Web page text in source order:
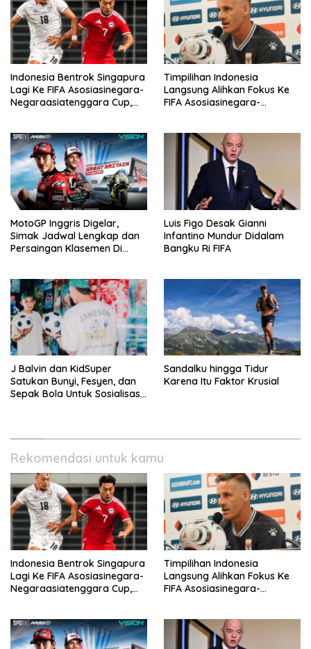
Indonesia Bentrok Singapura
Lagi Ke FIFA Asosiasinegara-
Negaraasiatenggara Cup,
Timpilihan Indonesia
Langsung Alihkan Fokus Ke
FIFA Asosiasinegara-
MotoGP Inggris Digelar,
Simak Jadwal Lengkap dan
Persaingan Klasemen Di
Luis Figo Desak Gianni
Infantino Mundur Didalam
Bangku Ri FIFA
J Balvin dan KidSuper
Satukan Bunyi, Fesyen, dan
Sepak Bola Untuk Sosialisasi
Sandalku hingga Tidur
Karena Itu Faktor Krusial
Rekomendasi untuk kamu
Indonesia Bentrok Singapura
Lagi Ke FIFA Asosiasinegara-
Negaraasiatenggara Cup,
Timpilihan Indonesia
Langsung Alihkan Fokus Ke
FIFA Asosiasinegara-